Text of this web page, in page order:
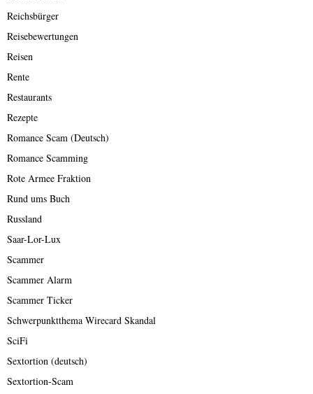
Reichsbürger
Reisebewertungen
Reisen
Rente
Restaurants
Rezepte
Romance Scam (Deutsch)
Romance Scamming
Rote Armee Fraktion
Rund ums Buch
Russland
Saar-Lor-Lux
Scammer
Scammer Alarm
Scammer Ticker
Schwerpunktthema Wirecard Skandal
SciFi
Sextortion (deutsch)
Sextortion-Scam